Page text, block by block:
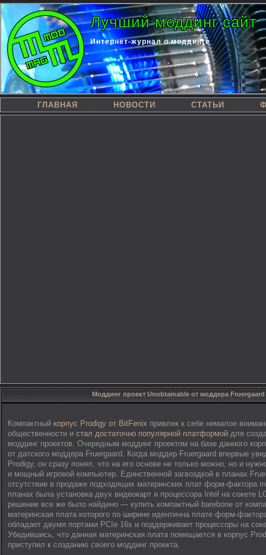
Лучший моддинг сайт
Интернет-журнал о моддинге
ГЛАВНАЯ НОВОСТИ СТАТЬИ
Моддинг проект Unobtainable от моддера Fruergaard
Компактный корпус Prodigy от BitFenix привлек к себе немалое
общественности и стал достаточно популярной платформой для
моддинг проектов. Очередным моддинг проектом на базе данного
от датского моддера Fruergaard. Когда моддер Fruergaard впервые
Prodigy, он сразу понял, что на его основе не только можно, но и
и мощный игровой компьютер. Единственной загвоздкой в планах
отсутствие в продаже подходящих материнских плат форм-фактора
планах была установка двух видеокарт и процессора Intel на сокете
решение все же было найдено — купить компактный barebone от
материнская плата которого по ширине идентична плате форм-
обладает двумя портами PCIe 16x и поддерживает процессоры на
Убедившись, что данная материнская плата помещается в корпус
приступил к созданию своего моддинг проекта.